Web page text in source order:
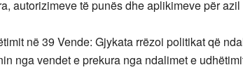
autorizimeve të punës dhe aplikimeve për
në 39 Vende: Gjykata rrëzoi politikat që
nga vendet e prekura nga ndalimet e